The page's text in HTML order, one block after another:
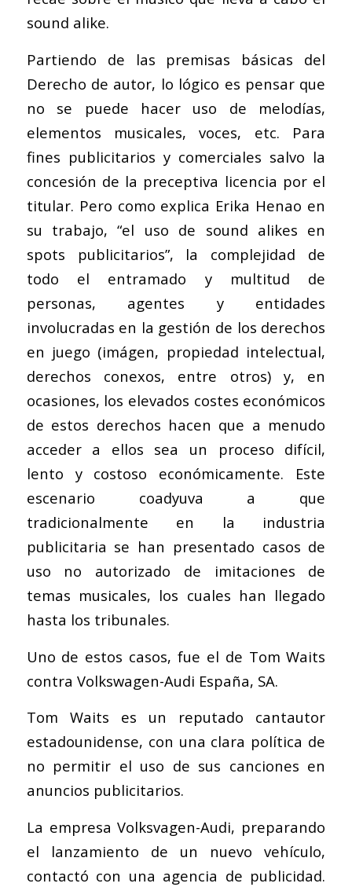
sound alike.
Partiendo de las premisas básicas del
Derecho de autor, lo lógico es pensar que
no se puede hacer uso de melodías,
elementos musicales, voces, etc. Para
fines publicitarios y comerciales salvo la
concesión de la preceptiva licencia por el
titular. Pero como explica Erika Henao en
su trabajo, “el uso de sound alikes en
spots publicitarios”, la complejidad de
todo el entramado y multitud de
personas, agentes y entidades
involucradas en la gestión de los derechos
en juego (imágen, propiedad intelectual,
derechos conexos, entre otros) y, en
ocasiones, los elevados costes económicos
de estos derechos hacen que a menudo
acceder a ellos sea un proceso difícil,
lento y costoso económicamente. Este
escenario coadyuva a que
tradicionalmente en la industria
publicitaria se han presentado casos de
uso no autorizado de imitaciones de
temas musicales, los cuales han llegado
hasta los tribunales.
Uno de estos casos, fue el de Tom Waits
contra Volkswagen-Audi España, SA.
Tom Waits es un reputado cantautor
estadounidense, con una clara política de
no permitir el uso de sus canciones en
anuncios publicitarios.
La empresa Volksvagen-Audi, preparando
el lanzamiento de un nuevo vehículo,
contactó con una agencia de publicidad.